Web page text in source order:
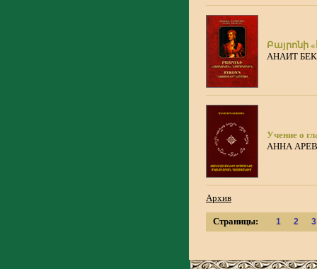
Բայրոնի
АНАИТ
Учение о
АННА
Архив
Страницы: 1 2 3